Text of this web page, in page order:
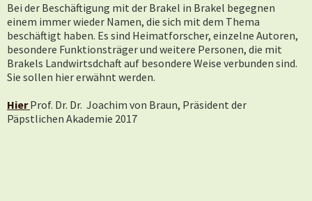
Bei der Beschäftigung mit der Brakel in Brakel begegnen
einem immer wieder Namen, die sich mit dem Thema
beschäftigt haben. Es sind Heimatforscher, einzelne Autoren,
besondere Funktionsträger und weitere Personen, die mit
Brakels Landwirtsdchaft auf besondere Weise verbunden sind.
Sie sollen hier erwähnt werden.
Hier Prof. Dr. Dr. Joachim von Braun, Präsident der
Päpstlichen Akademie 2017